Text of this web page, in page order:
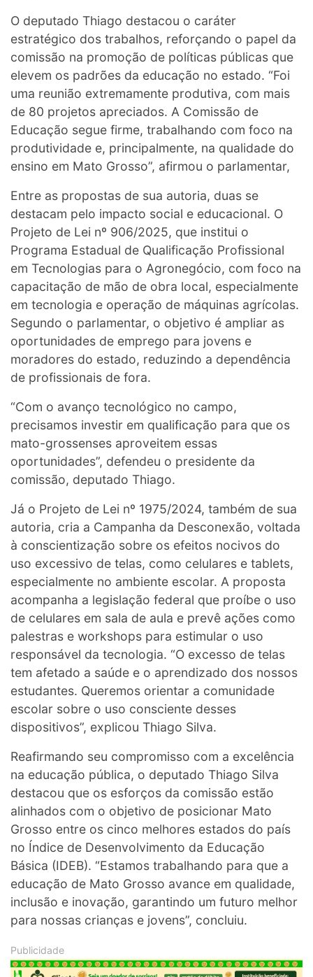
O deputado Thiago destacou o caráter
estratégico dos trabalhos, reforçando o papel da
comissão na promoção de políticas públicas que
elevem os padrões da educação no estado. “Foi
uma reunião extremamente produtiva, com mais
de 80 projetos apreciados. A Comissão de
Educação segue firme, trabalhando com foco na
produtividade e, principalmente, na qualidade do
ensino em Mato Grosso”, afirmou o parlamentar,
Entre as propostas de sua autoria, duas se
destacam pelo impacto social e educacional. O
Projeto de Lei nº 906/2025, que institui o
Programa Estadual de Qualificação Profissional
em Tecnologias para o Agronegócio, com foco na
capacitação de mão de obra local, especialmente
em tecnologia e operação de máquinas agrícolas.
Segundo o parlamentar, o objetivo é ampliar as
oportunidades de emprego para jovens e
moradores do estado, reduzindo a dependência
de profissionais de fora.
“Com o avanço tecnológico no campo,
precisamos investir em qualificação para que os
mato-grossenses aproveitem essas
oportunidades”, defendeu o presidente da
comissão, deputado Thiago.
Já o Projeto de Lei nº 1975/2024, também de sua
autoria, cria a Campanha da Desconexão, voltada
à conscientização sobre os efeitos nocivos do
uso excessivo de telas, como celulares e tablets,
especialmente no ambiente escolar. A proposta
acompanha a legislação federal que proíbe o uso
de celulares em sala de aula e prevê ações como
palestras e workshops para estimular o uso
responsável da tecnologia. “O excesso de telas
tem afetado a saúde e o aprendizado dos nossos
estudantes. Queremos orientar a comunidade
escolar sobre o uso consciente desses
dispositivos”, explicou Thiago Silva.
Reafirmando seu compromisso com a excelência
na educação pública, o deputado Thiago Silva
destacou que os esforços da comissão estão
alinhados com o objetivo de posicionar Mato
Grosso entre os cinco melhores estados do país
no Índice de Desenvolvimento da Educação
Básica (IDEB). “Estamos trabalhando para que a
educação de Mato Grosso avance em qualidade,
inclusão e inovação, garantindo um futuro melhor
para nossas crianças e jovens”, concluiu.